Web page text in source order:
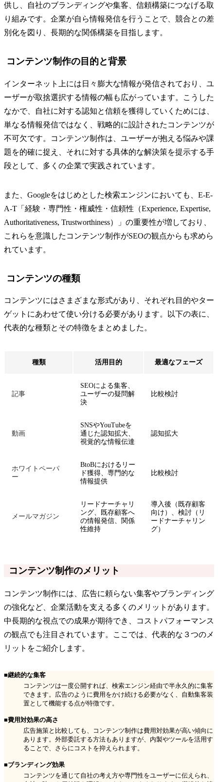
供し、自社のブランディングや集客、信頼構築につなげる取
り組みです。企業が自ら情報発信を行うことで、競合との差
別化を図り、長期的な関係構築を目指します。
コンテンツ制作の目的と背景
インターネット上には日々膨大な情報が発信されており、ユ
ーザーが取捨選択する情報の幅も広がっています。こうした
なかで、自社に対する認知と信頼を獲得していくためには、
単なる情報発信ではなく、戦略的に設計されたコンテンツが
不可欠です。コンテンツ制作は、ユーザーが抱える悩みや課
題を的確に捉え、それに対する具体的な解決策を提示する手
段として、多くの企業で実践されています。
また、Googleをはじめとした検索エンジンにおいても、E-E-
A-T「経験・専門性・権威性・信頼性（Experience, Expertise,
Authoritativeness, Trustworthiness）」の重要性が増しており、
これらを意識したコンテンツ制作がSEOの観点からも求めら
れています。
コンテンツの種類
コンテンツにはさまざまな形式があり、それぞれ目的やター
ゲットにあわせて使い分ける必要があります。以下の表に、
代表的な種類とその特徴をまとめました。
種類 活用目的 最適なフェーズ
記事
SEOによる集客、
ユーザーの疑問解
決
比較検討
動画
SNSやYouTubeを
通じた認知拡大、
視覚的な情報伝達
認知拡大
ホワイトペーパ
ー
BtoBにおけるリー
ド獲得、専門的な
情報提供
比較検討
メールマガジン
リードナーチャリ
ング、既存顧客へ
の情報発信、関係
性維持
導入後（既存顧客
向け）、検討（リ
ードナーチャリン
グ）
コンテンツ制作のメリット
コンテンツ制作には、広告に頼らない集客やブランディング
の強化など、企業活動を支える多くのメリットがあります。
中長期的な視点での成果が期待でき、コストパフォーマンス
の観点でも注目されています。ここでは、代表的な３つのメ
リットをご紹介します。
■継続的な集客
コンテンツは一度公開すれば、検索エンジン経由で半永久的に集客
できます。広告のように費用をかけ続ける必要がなく、自動集客装
置として機能する点が特徴です。
■費用対効果の高さ
広告施策と比較しても、コンテンツ制作は費用対効果が高い傾向に
あります。外部委託する方法もありますが、内製やツールを活用す
ることで、さらにコストを抑えられます。
■ブランディング効果
コンテンツを通じて自社の考え方や専門性をユーザーに伝えられ、